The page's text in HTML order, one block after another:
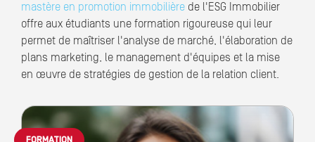
mastère en promotion immobilière de l'ESG Immobilier
offre aux étudiants une formation rigoureuse qui leur
permet de maîtriser l'analyse de marché, l'élaboration de
plans marketing, le management d'équipes et la mise
en œuvre de stratégies de gestion de la relation client.